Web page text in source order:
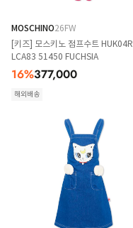
MOSCHINO26FW
[키즈] 모스키노 점프수트 HUK04R
LCA83 51450 FUCHSIA
16%377,000
해외배송